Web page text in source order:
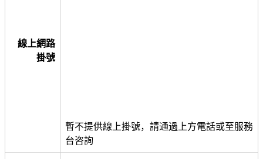
線上網路
掛號
暫不提供線上掛號，請通過上方電話或至服務
台咨詢